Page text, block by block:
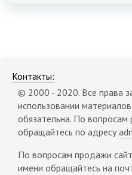
Контакты:
© 2000 - 2020. Все права
использовании
обязательна. По вопросам
обращайтесь по адресу
По вопросам продажи
имени обращайтесь на